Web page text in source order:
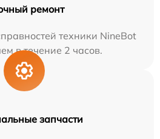
ремонт
техники NineBot
в течение 2 часов.
запчасти